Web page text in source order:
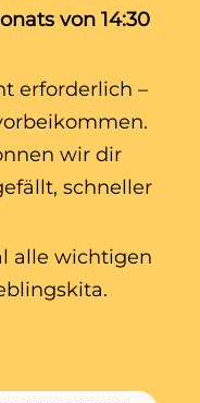
von 14:30
erforderlich –
wir dir
schneller
alle wichtigen